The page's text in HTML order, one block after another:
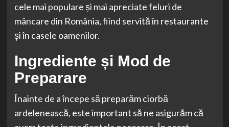
cele mai populare și mai apreciate feluri de
mâncare din România, fiind servită în restaurante
și în casele oamenilor.
Ingrediente și Mod de
Preparare
Înainte de a începe să preparăm ciorbă
ardelenească, este important să ne asigurăm că